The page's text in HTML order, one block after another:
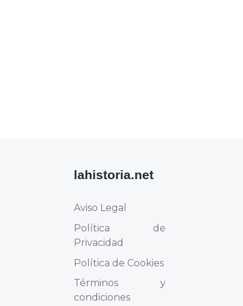
lahistoria.net
Aviso Legal
Política de
Privacidad
Política de Cookies
Términos y
condiciones